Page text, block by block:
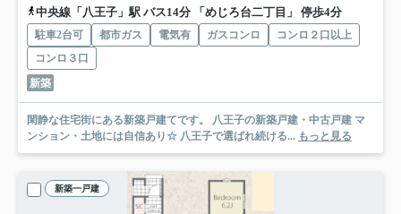
中央線「八王子」駅 バス14分 「めじろ台二丁目」 停歩4分
駐車2台可 都市ガス 電気有 ガスコンロ
コンロ２口以上
コンロ３口
新築
閑静な住宅街にある新築戸建てです。 八王子の新築戸建・中古戸建 マ
ンション・土地には自信あり☆ 八王子で選ばれ続ける... もっと見る
新築一戸建